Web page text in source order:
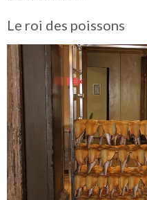
Le roi des poissons